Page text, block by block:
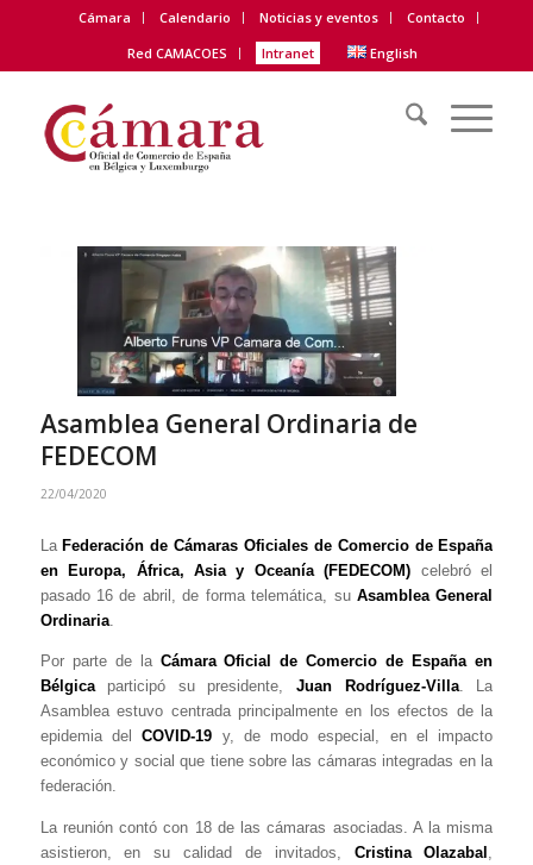
Cámara Calendario Noticias y eventos
Contacto
Red CAMACOES
Intranet English
Asamblea General Ordinaria de
FEDECOM
22/04/2020
La Federación de Cámaras Oficiales de Comercio de España
en Europa, África, Asia y Oceanía (FEDECOM) celebró el
pasado 16 de abril, de forma telemática, su Asamblea General
Ordinaria.
Por parte de la Cámara Oficial de Comercio de España en
Bélgicaparticipó su presidente,Juan Rodríguez-Villa. La
Asamblea estuvo centrada principalmente en los efectos de la
epidemia delCOVID-19 y, de modo especial, en el impacto
económico y social que tiene sobre las cámaras integradas en la
federación.
La reunión contó con 18 de las cámaras asociadas. A la misma
asistieron, en su calidad de invitados, Cristina Olazabal ,